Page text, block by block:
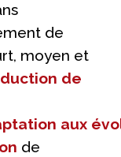
de
moyen et
de
aux
de